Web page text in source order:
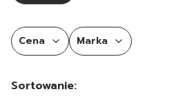
Cena Marka
Lista produktów
Sortowanie: